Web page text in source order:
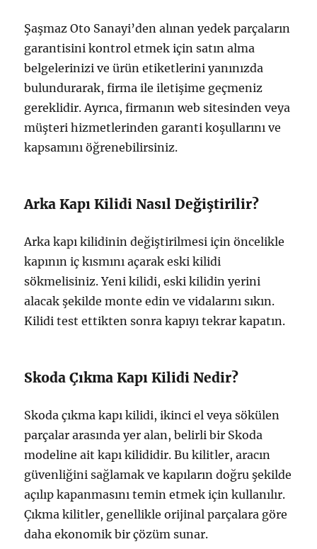
Şaşmaz Oto Sanayi’den alınan yedek parçaların
garantisini kontrol etmek için satın alma
belgelerinizi ve ürün etiketlerini yanınızda
bulundurarak, firma ile iletişime geçmeniz
gereklidir. Ayrıca, firmanın web sitesinden veya
müşteri hizmetlerinden garanti koşullarını ve
kapsamını öğrenebilirsiniz.
Arka Kapı Kilidi Nasıl Değiştirilir?
Arka kapı kilidinin değiştirilmesi için öncelikle
kapının iç kısmını açarak eski kilidi
sökmelisiniz. Yeni kilidi, eski kilidin yerini
alacak şekilde monte edin ve vidalarını sıkın.
Kilidi test ettikten sonra kapıyı tekrar kapatın.
Skoda Çıkma Kapı Kilidi Nedir?
Skoda çıkma kapı kilidi, ikinci el veya sökülen
parçalar arasında yer alan, belirli bir Skoda
modeline ait kapı kilididir. Bu kilitler, aracın
güvenliğini sağlamak ve kapıların doğru şekilde
açılıp kapanmasını temin etmek için kullanılır.
Çıkma kilitler, genellikle orijinal parçalara göre
daha ekonomik bir çözüm sunar.